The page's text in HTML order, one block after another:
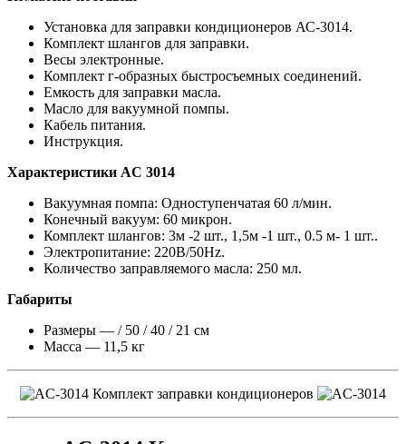
Установка для заправки кондиционеров АС-3014.
Комплект шлангов для заправки.
Весы электронные.
Комплект г-образных быстросъемных соединений.
Емкость для заправки масла.
Масло для вакуумной помпы.
Кабель питания.
Инструкция.
Характеристики AC 3014
Вакуумная помпа: Одноступенчатая 60 л/мин.
Конечный вакуум: 60 микрон.
Комплект шлангов: 3м -2 шт., 1,5м -1 шт., 0.5 м- 1 шт..
Электропитание: 220В/50Hz.
Количество заправляемого масла: 250 мл.
Габариты
Размеры — / 50 / 40 / 21 см
Масса — 11,5 кг